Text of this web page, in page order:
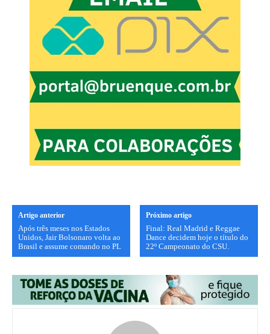
Artigo anterior
Após três meses nos Estados
Unidos, Jair Bolsonaro volta ao
Brasil e assume comando no PL
Próximo artigo
Final: Real Madrid e Reggae
Dance decidem hoje o título do
22º Campeonato do CSU.